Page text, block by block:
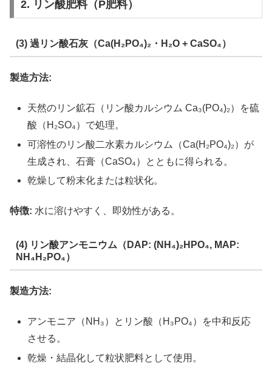
2. リン酸肥料（P肥料）
(3) 過リン酸石灰（Ca(H₂PO₄)₂・H₂O + CaSO₄）
製造方法:
天然のリン鉱石（リン酸カルシウム Ca₃(PO₄)₂）を硫
酸（H₂SO₄）で処理。
可溶性のリン酸二水素カルシウム（Ca(H₂PO₄)₂）が
生成され、石膏（CaSO₄）とともに得られる。
乾燥して粉末化または粒状化。
特徴: 水に溶けやすく、即効性がある。
(4) リン酸アンモニウム（DAP: (NH₄)₂HPO₄, MAP:
NH₄H₂PO₄）
製造方法:
アンモニア（NH₃）とリン酸（H₃PO₄）を中和反応
させる。
乾燥・結晶化して粒状肥料として使用。